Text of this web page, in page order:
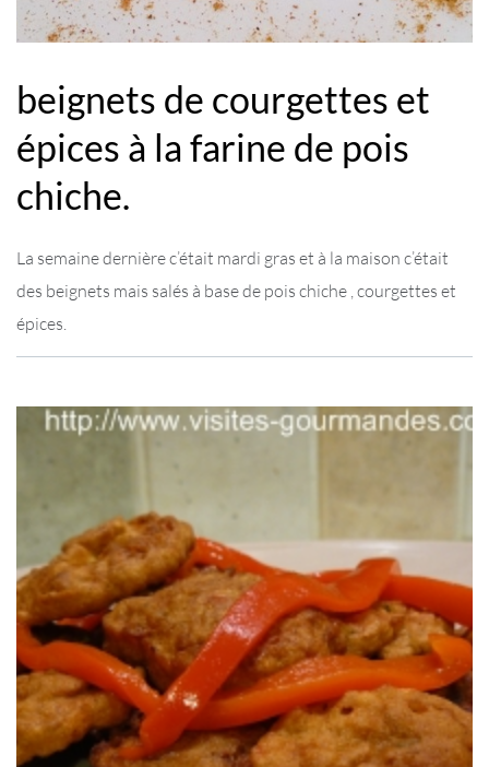
beignets de courgettes et
épices à la farine de pois
chiche.
La semaine dernière c’était mardi gras et à la maison c’était
des beignets mais salés à base de pois chiche , courgettes et
épices.